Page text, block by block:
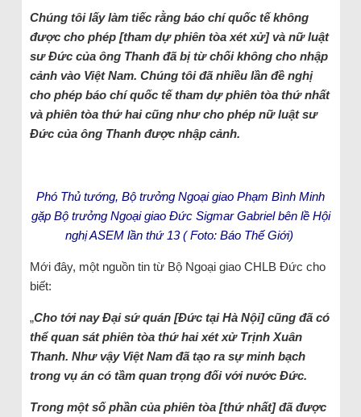
Chúng tôi lấy làm tiếc rằng báo chí quốc tế không
được cho phép [tham dự phiên tòa xét xử] và nữ luật
sư Đức của ông Thanh đã bị từ chối không cho nhập
cảnh vào Việt Nam. Chúng tôi đã nhiều lần đề nghị
cho phép báo chí quốc tế tham dự phiên tòa thứ nhất
và phiên tòa thứ hai cũng như cho phép nữ luật sư
Đức của ông Thanh được nhập cảnh.
Phó Thủ tướng, Bộ trưởng Ngoại giao Phạm Bình Minh
gặp Bộ trưởng Ngoại giao Đức Sigmar Gabriel bên lề Hội
nghị ASEM lần thứ 13 ( Foto: Báo Thế Giới)
Mới đây, một nguồn tin từ Bộ Ngoại giao CHLB Đức cho
biết:
„Cho tới nay Đại sứ quán [Đức tại Hà Nội] cũng đã có
thể quan sát phiên tòa thứ hai xét xử Trịnh Xuân
Thanh. Như vậy Việt Nam đã tạo ra sự minh bạch
trong vụ án có tầm quan trọng đối với nước Đức.
Trong một số phần của phiên tòa [thứ nhất] đã được